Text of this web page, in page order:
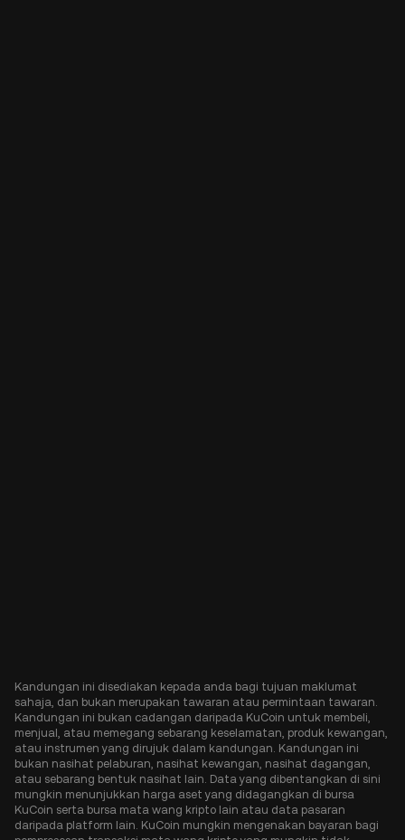
Kandungan ini disediakan kepada anda bagi tujuan maklumat
sahaja, dan bukan merupakan tawaran atau permintaan tawaran.
Kandungan ini bukan cadangan daripada KuCoin untuk membeli,
menjual, atau memegang sebarang keselamatan, produk kewangan,
atau instrumen yang dirujuk dalam kandungan. Kandungan ini
bukan nasihat pelaburan, nasihat kewangan, nasihat dagangan,
atau sebarang bentuk nasihat lain. Data yang dibentangkan di sini
mungkin menunjukkan harga aset yang didagangkan di bursa
KuCoin serta bursa mata wang kripto lain atau data pasaran
daripada platform lain. KuCoin mungkin mengenakan bayaran bagi